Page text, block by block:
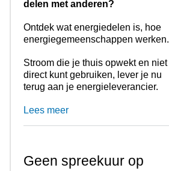
delen met anderen?
Ontdek wat energiedelen is, hoe
energiegemeenschappen werken.
Stroom die je thuis opwekt en niet
direct kunt gebruiken, lever je nu
terug aan je energieleverancier.
Lees meer
Geen spreekuur op